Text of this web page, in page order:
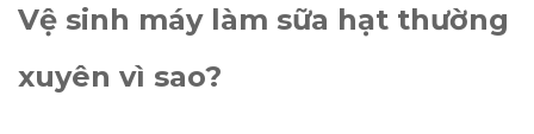
Vệ sinh máy làm sữa hạt thường
xuyên vì sao?